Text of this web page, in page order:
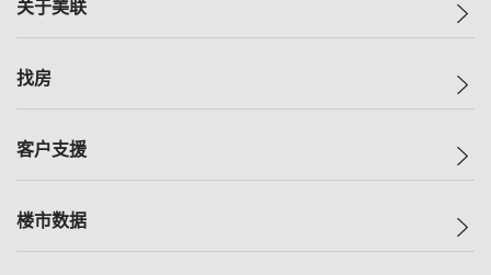
关于美联
美联集团
人才招募
找房
一手新房
减价
客户支援
自助放盘
楼市数据